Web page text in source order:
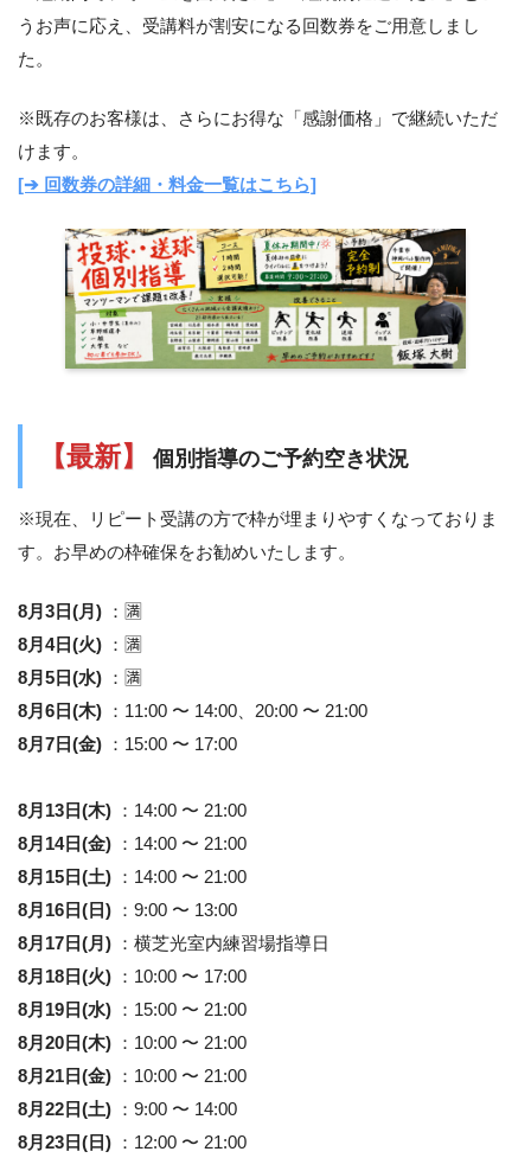
うお声に応え、受講料が割安になる回数券をご用意しまし
た。
※既存のお客様は、さらにお得な「感謝価格」で継続いただ
けます。
[➔ 回数券の詳細・料金一覧はこちら]
【最新】 個別指導のご予約空き状況
※現在、リピート受講の方で枠が埋まりやすくなっておりま
す。お早めの枠確保をお勧めいたします。
8月3日(月)
：🈵
8月4日(火)
：🈵
8月5日(水)
：🈵
8月6日(木)
：11:00 〜 14:00、20:00 〜 21:00
8月7日(金)
：15:00 〜 17:00
8月13日(木)
：14:00 〜 21:00
8月14日(金)
：14:00 〜 21:00
8月15日(土)
：14:00 〜 21:00
8月16日(日)
：9:00 〜 13:00
8月17日(月)
：横芝光室内練習場指導日
8月18日(火)
：10:00 〜 17:00
8月19日(水)
：15:00 〜 21:00
8月20日(木)
：10:00 〜 21:00
8月21日(金)
：10:00 〜 21:00
8月22日(土)
：9:00 〜 14:00
8月23日(日)
：12:00 〜 21:00